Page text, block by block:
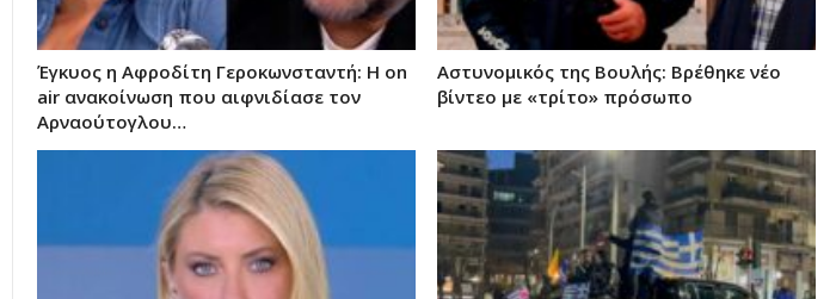
Έγκυος η Αφροδίτη Γεροκωνσταντή: Η on
air ανακοίνωση που αιφνιδίασε τον
Αρναούτογλου…
Αστυνομικός της Βουλής: Βρέθηκε νέο
βίντεο με «τρίτο» πρόσωπο